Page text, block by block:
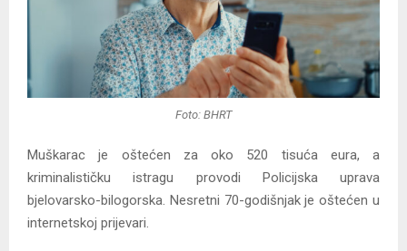
Foto: BHRT
Muškarac je oštećen za oko 520 tisuća eura, a
kriminalističku istragu provodi Policijska uprava
bjelovarsko-bilogorska. Nesretni 70-godišnjak je oštećen u
internetskoj prijevari.